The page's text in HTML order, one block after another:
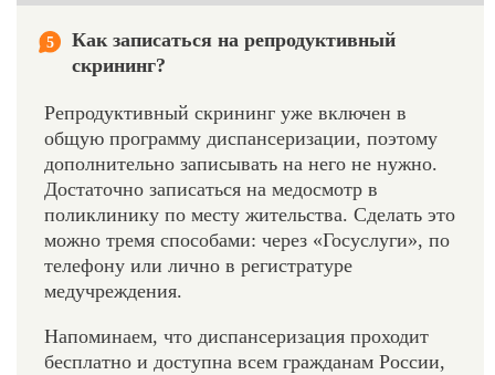
5
Как записаться на репродуктивный
скрининг?
Репродуктивный скрининг уже включен в
общую программу диспансеризации, поэтому
дополнительно записывать на него не нужно.
Достаточно записаться на медосмотр в
поликлинику по месту жительства. Сделать это
можно тремя способами: через «Госуслуги», по
телефону или лично в регистратуре
медучреждения.
Напоминаем, что диспансеризация проходит
бесплатно и доступна всем гражданам России,